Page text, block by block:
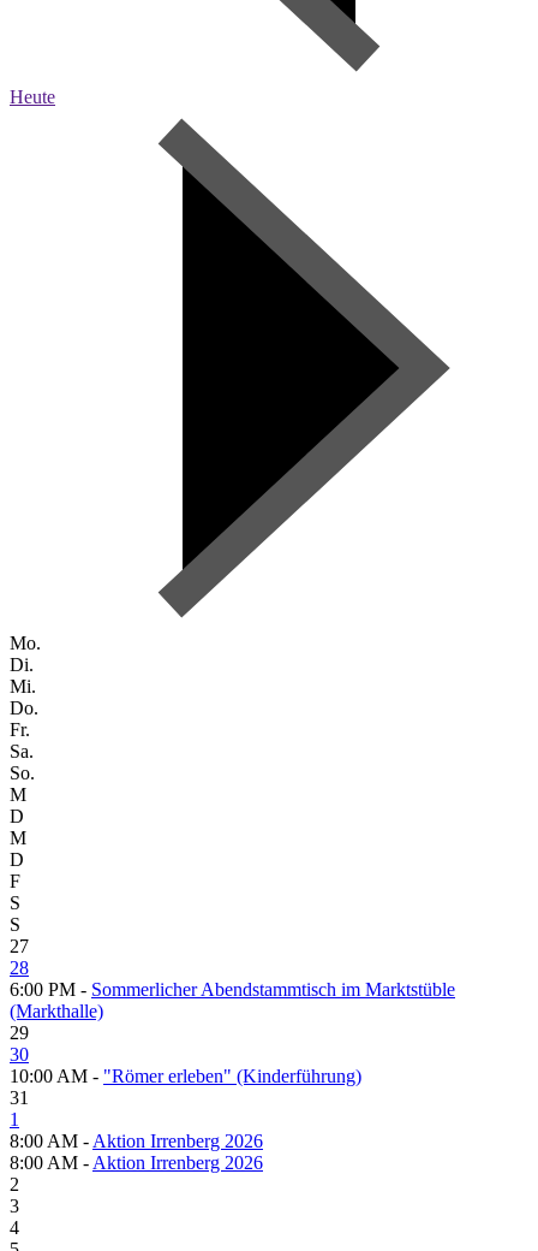
Heute
Mo.
Di.
Mi.
Do.
Fr.
Sa.
So.
M
D
M
D
F
S
S
27
28
6:00 PM - Sommerlicher Abendstammtisch im Marktstüble
(Markthalle)
29
30
10:00 AM - "Römer erleben" (Kinderführung)
31
1
8:00 AM - Aktion Irrenberg 2026
8:00 AM - Aktion Irrenberg 2026
2
3
4